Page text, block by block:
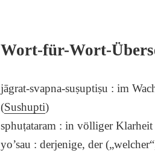
Wort-für-Wort-
jāgrat-svapna-suṣuptiṣu : im
(Sushupti)
sphuṭataram : in völliger Klarheit
yo’sau : derjenige, der